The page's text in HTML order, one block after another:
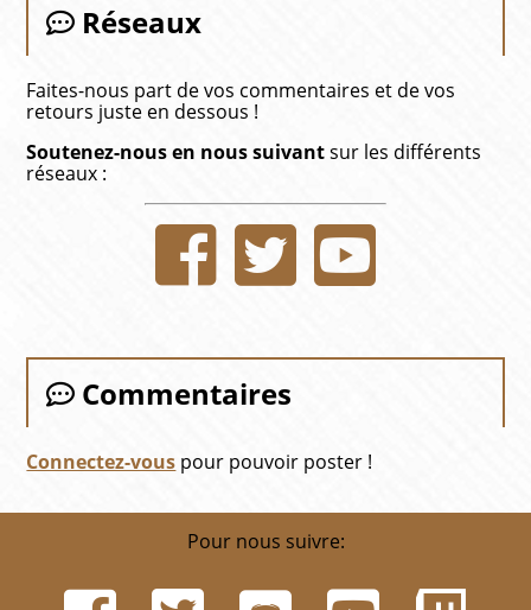
Réseaux
Faites-nous part de vos commentaires et de vos
retours juste en dessous !
Soutenez-nous en nous suivantsur les différents
réseaux :
Commentaires
Connectez-vous pour pouvoir poster !
Pour nous suivre: